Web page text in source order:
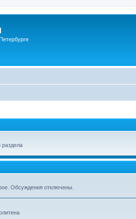
Обсуждения отключены.